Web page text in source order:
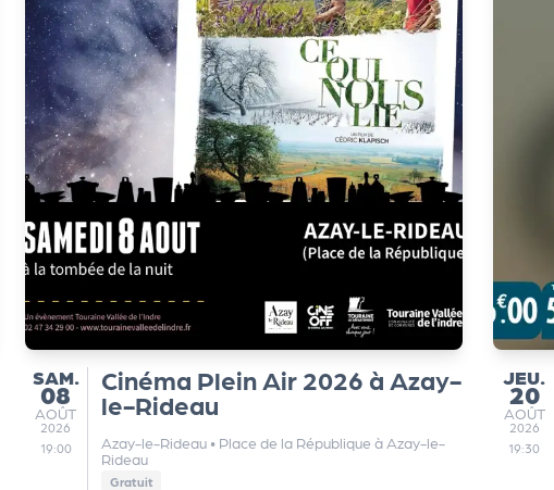
SAMEDI
SAM.
08
AOÛT
AOÛT
2026
19:00
Cinéma Plein Air 2026 à Azay-
le-Rideau
Azay-le-Rideau • Place de la République à Azay-le-
Rideau
Gratuit
JEUDI
JEU.
20
AOÛT
AOÛT
2026
19:30